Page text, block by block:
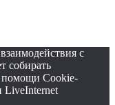
с
собирать
помощи Cookie-
LiveInternet